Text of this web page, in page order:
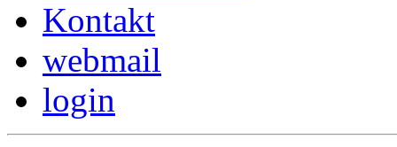
Kontakt
webmail
login